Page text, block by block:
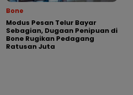
Bone
Modus Pesan Telur Bayar
Sebagian, Dugaan Penipuan di
Bone Rugikan Pedagang
Ratusan Juta